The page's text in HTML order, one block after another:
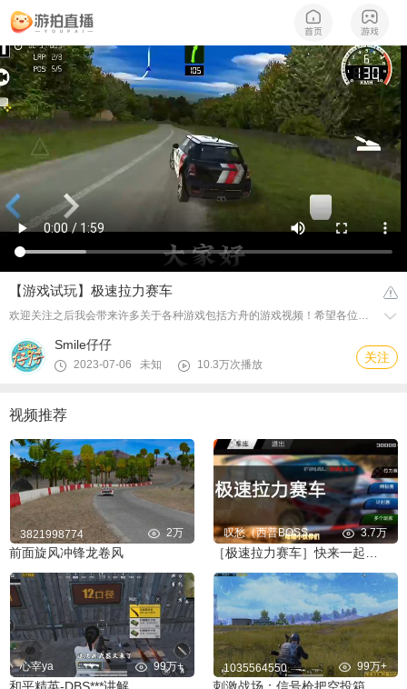
【游戏试玩】极速拉力赛车
欢迎关注之后我会带来许多关于各种游戏包括方舟的游戏视频！希望各位喜欢有喜欢的也可以进交流群
Smile仔仔
2023-07-06 未知 10.3万次播放 关注
视频推荐
3821998774 2万
前面旋风冲锋龙卷风
叹愁（西普BOSS克星） 3.7万
心宰ya 99万+
和平精英-DBS***讲解
1035564550 99万+